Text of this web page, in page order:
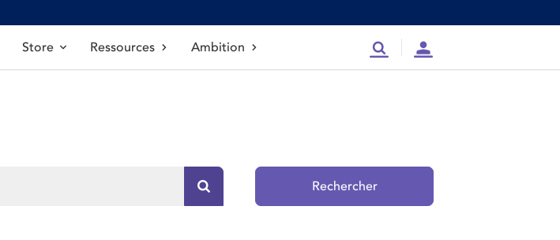
Store Ressources Ambition RechercheCompte
Rechercher sur le site
Rechercher